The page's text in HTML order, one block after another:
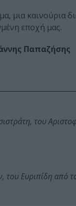
μια καινούρια
εποχή μας.
Παπαζήσης
του
του Ευριπίδη από